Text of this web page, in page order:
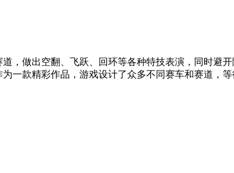
，做出空翻、飞跃、回环等各种特技表演，同时避
一款精彩作品，游戏设计了众多不同赛车和赛道，